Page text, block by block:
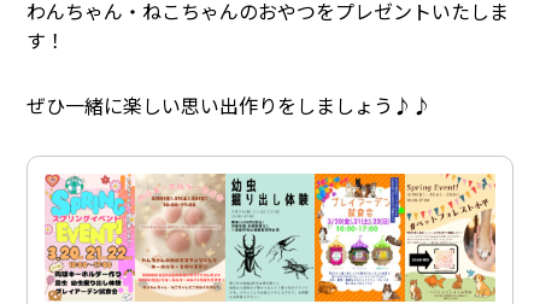
わんちゃん・ねこちゃんのおやつをプレゼントいたしま
す！
ぜひ一緒に楽しい思い出作りをしましょう♪♪